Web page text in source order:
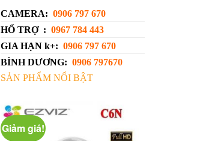
CAMERA: 0906 797 670
HỔ TRỢ : 0967 784 443
GIA HẠN k+: 0906 797 670
BÌNH DƯƠNG: 0906 797670
SẢN PHẨM NỔI BẬT
Giảm giá!